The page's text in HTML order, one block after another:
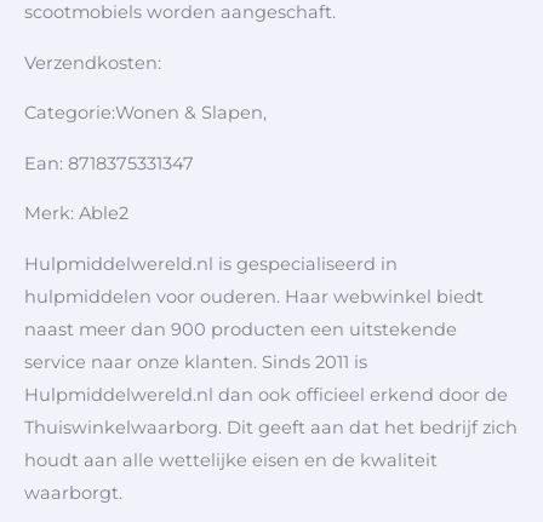
scootmobiels worden aangeschaft.
Verzendkosten:
Categorie:Wonen & Slapen,
Ean: 8718375331347
Merk: Able2
Hulpmiddelwereld.nl is gespecialiseerd in
hulpmiddelen voor ouderen. Haar webwinkel biedt
naast meer dan 900 producten een uitstekende
service naar onze klanten. Sinds 2011 is
Hulpmiddelwereld.nl dan ook officieel erkend door de
Thuiswinkelwaarborg. Dit geeft aan dat het bedrijf zich
houdt aan alle wettelijke eisen en de kwaliteit
waarborgt.